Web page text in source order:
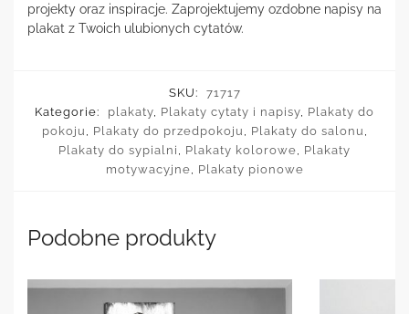
projekty oraz inspiracje. Zaprojektujemy ozdobne napisy na
plakat z Twoich ulubionych cytatów.
SKU:
71717
Kategorie:
plakaty Plakaty cytaty i napisy Plakaty do
pokoju
Plakaty do przedpokoju Plakaty do salonu
Plakaty do sypialni
Plakaty kolorowe
Plakaty
motywacyjne
Plakaty pionowe
Podobne produkty